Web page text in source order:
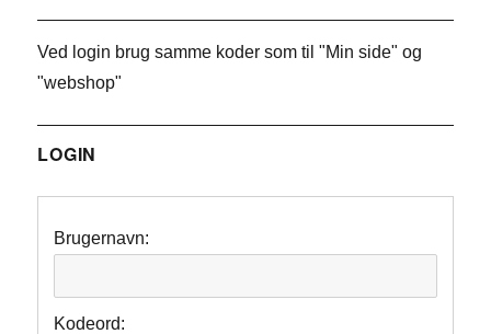
Ved login brug samme koder som til "Min side" og
"webshop"
LOGIN
Brugernavn:
Kodeord: